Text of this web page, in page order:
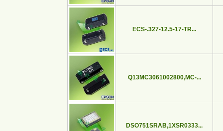
ECS-.327-12.5-17-TR...
Q13MC3061002800,MC-...
DSO751SRAB,1XSR0333...